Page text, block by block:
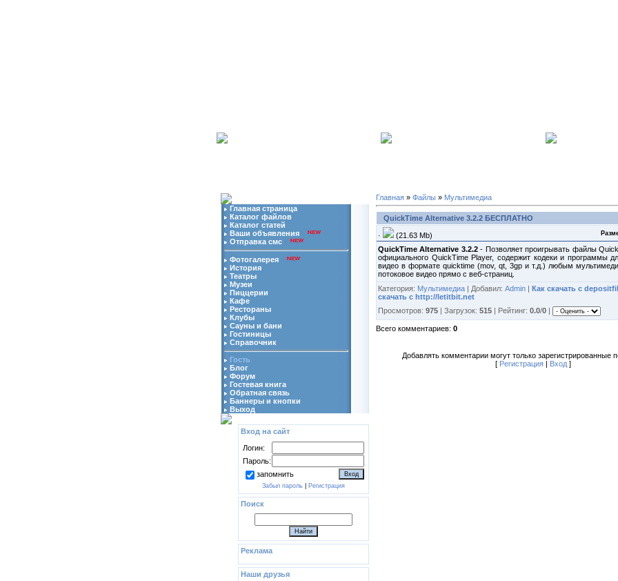
Главная страница
Каталог файлов
Каталог статей
Ваши объявления
Отправка смс
Фотогалерея
История
Театры
Музеи
Пиццерии
Кафе
Рестораны
Клубы
Сауны и бани
Гостиницы
Справочник
Гость
Блог
Форум
Гостевая книга
Обратная связь
Баннеры и кнопки
Выход
Вход на сайт
Логин:
Пароль:
запомнить
Забыл пароль Регистрация
Поиск
Реклама
Наши друзья
Главная » Файлы » Мультимедиа
QuickTime Alternative 3.2.2 БЕСПЛАТНО
· (21.63 Mb)
QuickTime Alternative 3.2.2- Позволяет проигрывать файлы
официального QuickTime Player, содержит кодеки и программы
видео в формате quicktime (mov, qt, 3gp и т.д.) любым
потоковое видео прямо с веб-страниц.
Категория: Мультимедиа | Добавил: Admin | Как скачать с
скачать с http://letitbit.net
Просмотров: 975 | Загрузок: 515 | Рейтинг: 0.0/0 |
Всего комментариев: 0
Добавлять комментарии могут только зарегистрированные
[ Регистрация| Вход]